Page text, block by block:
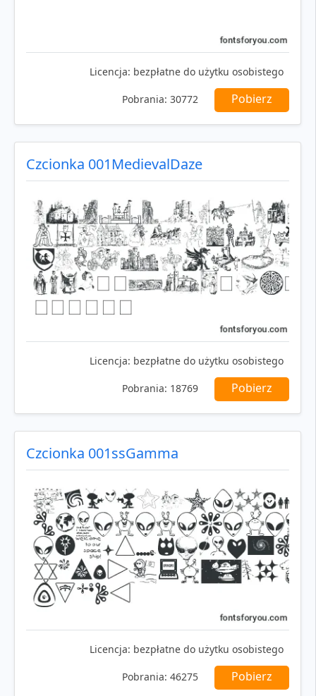
Licencja: bezpłatne do użytku osobistego
Pobrania: 30772 Pobierz
Czcionka 001MedievalDaze
Licencja: bezpłatne do użytku osobistego
Pobrania: 18769 Pobierz
Czcionka 001ssGamma
Licencja: bezpłatne do użytku osobistego
Pobrania: 46275 Pobierz